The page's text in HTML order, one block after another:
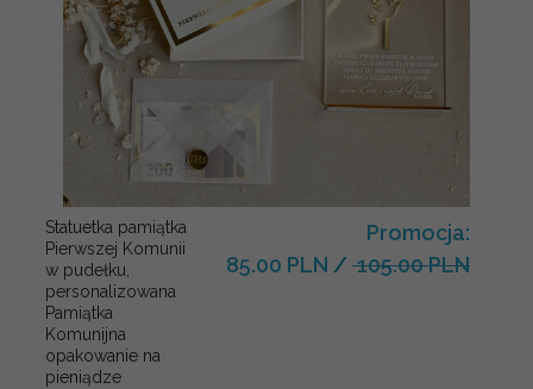
Statuetka pamiątka
Pierwszej Komunii
w pudełku,
personalizowana
Pamiątka
Komunijna
opakowanie na
pieniądze
Promocja:
85.00 PLN / 105.00 PLN